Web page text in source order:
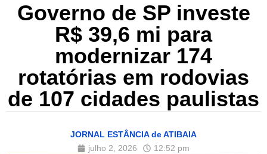
Governo de SP investe
R$ 39,6 mi para
modernizar 174
rotatórias em rodovias
de 107 cidades paulistas
JORNAL ESTÂNCIA de ATIBAIA
julho 2, 2026
12:52 pm